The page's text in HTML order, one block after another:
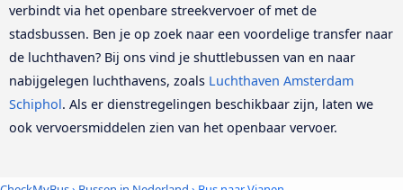
verbindt via het openbare streekvervoer of met de
stadsbussen. Ben je op zoek naar een voordelige transfer naar
de luchthaven? Bij ons vind je shuttlebussen van en naar
nabijgelegen luchthavens, zoals Luchthaven Amsterdam
Schiphol. Als er dienstregelingen beschikbaar zijn, laten we
ook vervoersmiddelen zien van het openbaar vervoer.